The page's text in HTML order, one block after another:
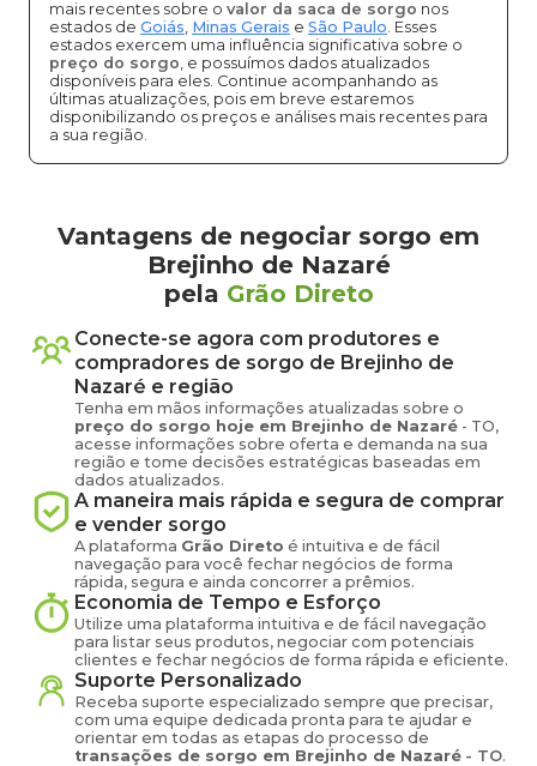
mais recentes sobre o valor da saca de sorgo nos
estados de Goiás, Minas Gerais e São Paulo. Esses
estados exercem uma influência significativa sobre o
preço do sorgo, e possuímos dados atualizados
disponíveis para eles. Continue acompanhando as
últimas atualizações, pois em breve estaremos
disponibilizando os preços e análises mais recentes para
a sua região.
Vantagens de negociar sorgo em
Brejinho de Nazaré
pela Grão Direto
Conecte-se agora com produtores e
compradores de sorgo de Brejinho de
Nazaré e região
Tenha em mãos informações atualizadas sobre o
preço do sorgo hoje em Brejinho de Nazaré - TO,
acesse informações sobre oferta e demanda na sua
região e tome decisões estratégicas baseadas em
dados atualizados.
A maneira mais rápida e segura de comprar
e vender sorgo
A plataforma Grão Direto é intuitiva e de fácil
navegação para você fechar negócios de forma
rápida, segura e ainda concorrer a prêmios.
Economia de Tempo e Esforço
Utilize uma plataforma intuitiva e de fácil navegação
para listar seus produtos, negociar com potenciais
clientes e fechar negócios de forma rápida e eficiente.
Suporte Personalizado
Receba suporte especializado sempre que precisar,
com uma equipe dedicada pronta para te ajudar e
orientar em todas as etapas do processo de
transações de sorgo em Brejinho de Nazaré - TO.